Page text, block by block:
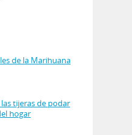
de la Marihuana
tijeras de podar
hogar